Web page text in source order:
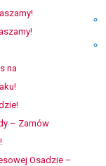
na
– Zamów
Osadzie –